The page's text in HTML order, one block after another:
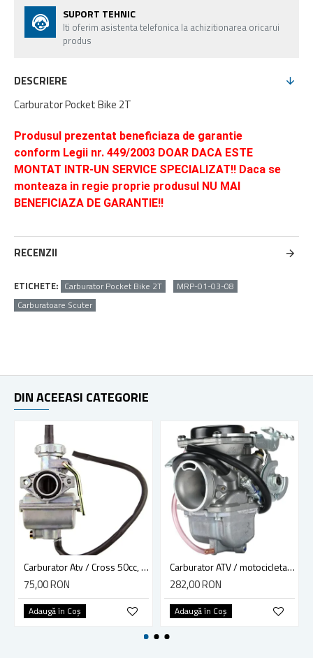
SUPORT TEHNIC
Iti oferim asistenta telefonica la achizitionarea oricarui
produs
DESCRIERE
Carburator Pocket Bike 2T
Produsul prezentat beneficiaza de garantie
conform Legii nr. 449/2003 DOAR DACA ESTE
MONTAT INTR-UN SERVICE SPECIALIZAT!! Daca se
monteaza in regie proprie produsul NU MAI
BENEFICIAZA DE GARANTIE!!
RECENZII
ETICHETE: Carburator Pocket Bike 2T
MRP-01-03-08
Carburatoare Scuter
DIN ACEEASI CATEGORIE
Carburator Atv / Cross 50cc, 90cc, 110cc 4T PZ 16
75,00 RON
Adaugă în Coş
Carburator ATV / motocicleta Suzuki GN 200, GS 200, GXT 200
282,00 RON
Adaugă în Coş